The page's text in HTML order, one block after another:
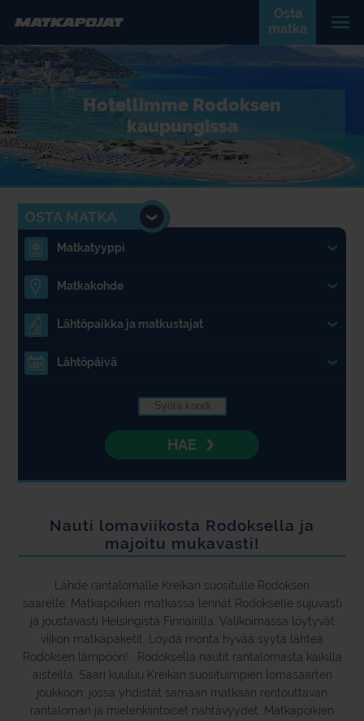
Osta
matka
Hotellimme Rodoksen
kaupungissa
Matkatyyppi
Matkakohde
Lähtöpaikka ja matkustajat
Lähtöpäivä
HAE
Nauti lomaviikosta Rodoksella ja
majoitu mukavasti!
Lähde rantalomalle Kreikan suositulle Rodoksen
saarelle. Matkapoikien matkassa lennät Rodokselle sujuvasti
ja joustavasti Helsingistä Finnairilla. Valikoimassa löytyvät
viikon matkapaketit. Löydä monta hyvää syytä lähteä
Rodoksen lämpöön! . Rodoksella nautit rantalomasta kaikilla
aisteilla. Saari kuuluu Kreikan suosituimpien lomasaarten
joukkoon, jossa yhdistät samaan matkaan rentouttavan
rantaloman ja mielenkiintoiset nähtävyydet. Matkapoikien